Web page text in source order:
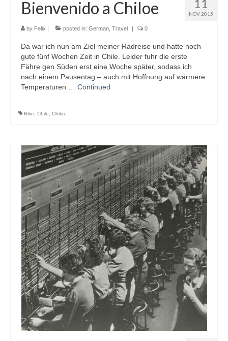
11
NOV 2015
Bienvenido a Chiloe
by Felix | posted in: German Travel | 0
Da war ich nun am Ziel meiner Radreise und hatte noch
gute fünf Wochen Zeit in Chile. Leider fuhr die erste
Fähre gen Süden erst eine Woche später, sodass ich
nach einem Pausentag – auch mit Hoffnung auf wärmere
Temperaturen … Continued
Bike Chile Chiloe